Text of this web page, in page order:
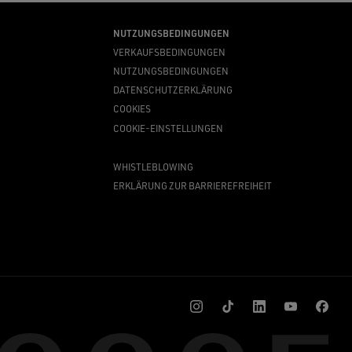
NUTZUNGSBEDINGUNGEN
VERKAUFSBEDINGUNGEN
NUTZUNGSBEDINGUNGEN
DATENSCHUTZERKLÄRUNG
COOKIES
COOKIE-EINSTELLUNGEN
WHISTLEBLOWING
ERKLÄRUNG ZUR BARRIEREFREIHEIT